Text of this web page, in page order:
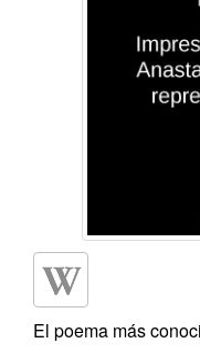
El poema más